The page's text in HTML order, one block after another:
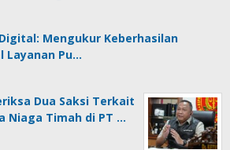
Mengukur Keberhasilan
Layanan Pu…
Dua Saksi Terkait
Niaga Timah di PT …